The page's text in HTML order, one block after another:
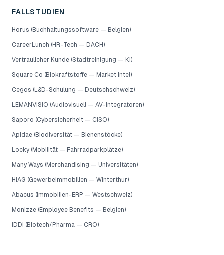
FALLSTUDIEN
Horus (Buchhaltungssoftware — Belgien)
CareerLunch (HR-Tech — DACH)
Vertraulicher Kunde (Stadtreinigung — KI)
Square Co (Biokraftstoffe — Market Intel)
Cegos (L&D-Schulung — Deutschschweiz)
LEMANVISIO (Audiovisuell — AV-Integratoren)
Saporo (Cybersicherheit — CISO)
Apidae (Biodiversität — Bienenstöcke)
Locky (Mobilität — Fahrradparkplätze)
Many Ways (Merchandising — Universitäten)
HIAG (Gewerbeimmobilien — Winterthur)
Abacus (Immobilien-ERP — Westschweiz)
Monizze (Employee Benefits — Belgien)
IDDI (Biotech/Pharma — CRO)